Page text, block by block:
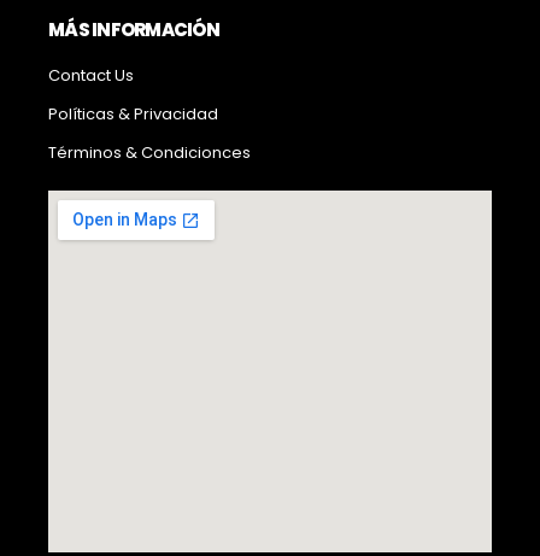
MÁS INFORMACIÓN
Contact Us
Políticas & Privacidad
Términos & Condicionces